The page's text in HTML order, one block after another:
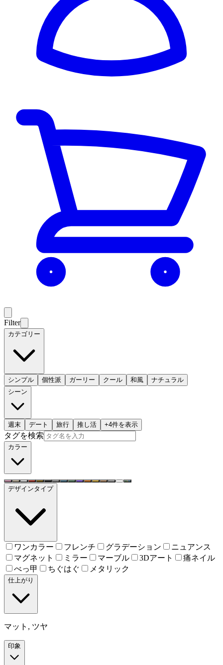
Filter
カテゴリー
シンプル 個性派 ガーリー クール 和風
ナチュラル
シーン
週末 デート 旅行 推し活 +4件を表示
タグを検索
カラー
デザインタイプ
ワンカラー フレンチ グラデーション
ニュアンス
マグネット
ミラー マーブル 3Dアート
痛ネイル
べっ甲
ちぐはぐ メタリック
仕上がり
マット, ツヤ
印象